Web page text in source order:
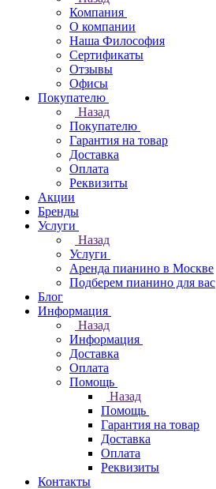
Компания
О компании
Наша Философия
Сертификаты
Отзывы
Офисы
Покупателю
Назад
Покупателю
Гарантия на товар
Доставка
Оплата
Реквизиты
Акции
Бренды
Услуги
Назад
Услуги
Аренда пианино в Москве
Подберем пианино для вас
Блог
Информация
Назад
Информация
Доставка
Оплата
Помощь
Назад
Помощь
Гарантия на товар
Доставка
Оплата
Реквизиты
Контакты